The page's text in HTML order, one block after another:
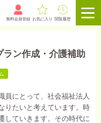
無料会員登録 お気に入り 閲覧履歴
ン作成・介護補助
員にとって、社会福祉法人
りたいと考えています。時
していきます。その時代に